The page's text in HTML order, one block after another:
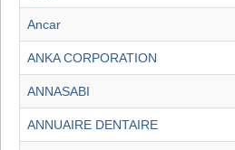
Ancar
ANKA CORPORATION
ANNASABI
ANNUAIRE DENTAIRE